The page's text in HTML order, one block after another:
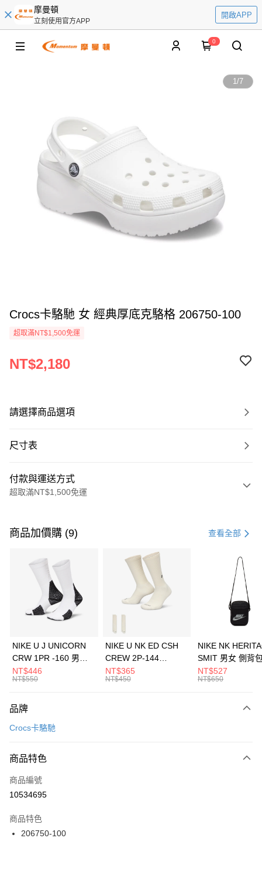
摩曼頓
立刻使用官方APP
開啟APP
0
1/7
Crocs卡駱馳 女 經典厚底克駱格 206750-100
超取滿NT$1,500免運
NT$2,180
請選擇商品選項
尺寸表
付款與運送方式
超取滿NT$1,500免運
信用卡一次付款
3 期 0 利率 每期 21家銀行
合作金庫商業銀行
第一商業銀行
華南商業銀行
彰化商業銀行
上海商業儲蓄銀行
元大商業銀行
台灣樂天信用卡公司
Apple Pay
全盈+PAY
AFTEE先享後付
【關於「AFTEE先享後付」】
便利好安心！
３．安心：先確認商品／服務後，再付款。
【「AFTEE先享後付」結帳流程】
１．於結帳方式選擇「AFTEE先享後付」後，將跳轉至「AFTEE先享後付」
２．訂單成立數日內，您將收到繳費通知簡訊。
３．收到繳費通知簡訊後14天內，點擊此簡訊中的連結，可透過四大超商／
ATM／網路銀行／等多元方式進行付款，方視為交易完成。
運送方式
每筆NT$100，滿NT$1,500(含以上)免運費
宅配
每筆NT$100，滿NT$1,500(含以上)免運費
付款後門市自取
每筆NT$100，滿NT$1,500(含以上)免運費
商品加價購 (9) 查看全部
NIKE U J UNICORN
CRW 1PR -160 男女
中統襪 FZ3393100
NT$446
NT$550
NIKE U NK ED CSH
CREW 2P-144
EMBRDY 男女 短統襪
FZ3073133
NT$365
NT$450
NIKE NK
SMIT 男女 側背
BA5871010
NT$527
NT$650
品牌
Crocs卡駱馳
商品特色
商品編號
10534695
商品特色
206750-100